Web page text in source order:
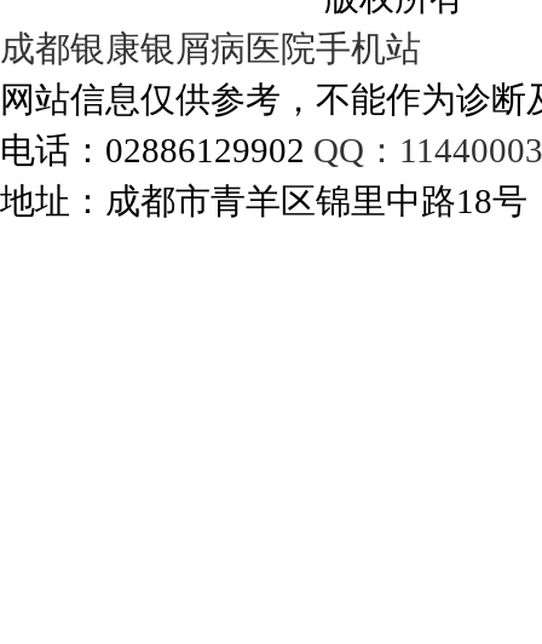
成都银康银屑病医院手机站
网站信息仅供参考，不能作为诊
电话：02886129902 QQ：
地址：成都市青羊区锦里中路18